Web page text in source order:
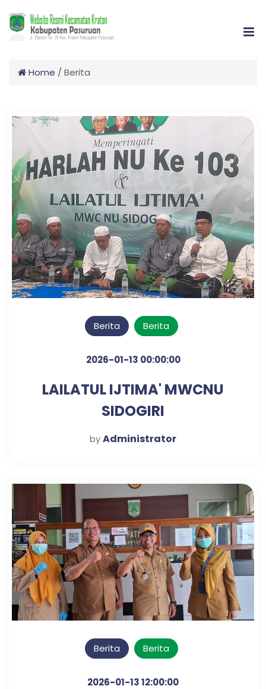
Home / Berita
Berita Berita
2026-01-13 00:00:00
LAILATUL IJTIMA' MWCNU
SIDOGIRI
byAdministrator
Berita Berita
2026-01-13 12:00:00